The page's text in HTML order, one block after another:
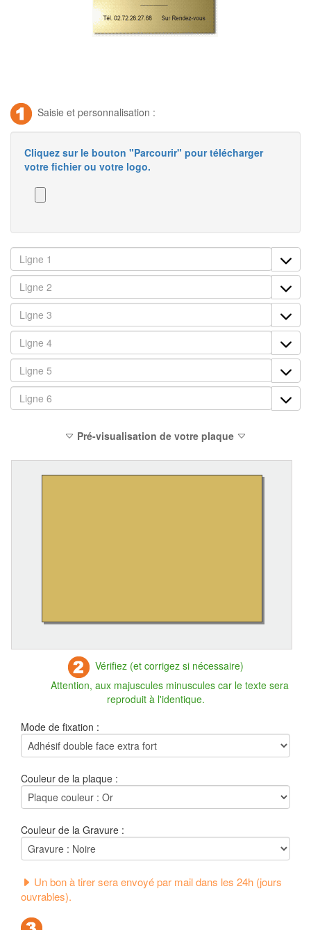
Saisie et personnalisation :
Cliquez sur le bouton "Parcourir" pour télécharger
votre fichier ou votre logo.
Pré-visualisation de votre plaque
Vérifiez (et corrigez si nécessaire)
Attention, aux majuscules minuscules car le texte sera
reproduit à l'identique.
Mode de fixation :
Couleur de la plaque :
Couleur de la Gravure :
Un bon à tirer sera envoyé par mail dans les 24h (jours
ouvrables).